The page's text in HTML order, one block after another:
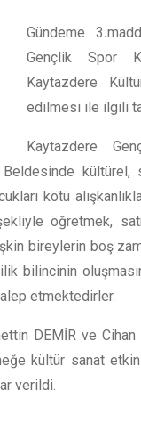
Gündeme 3.
Gençlik Spor
Kaytazdere
edilmesi ile ilgili
Kaytazdere
kötü
öğretmek,
bireylerin boş
bilincinin
etmektedirler.
DEMİR ve Cihan
kültür sanat
verildi.